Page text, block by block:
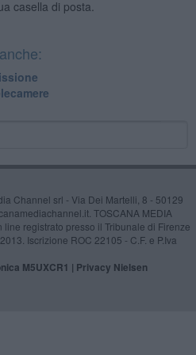
casella di posta.
Channel srl - Via Dei Martelli, 8 - 50129
TOSCANA MEDIA
line registrato presso il Tribunale di Firenze
Iscrizione ROC 22105 - C.F. e P.Iva
M5UXCR1 | Privacy Nielsen